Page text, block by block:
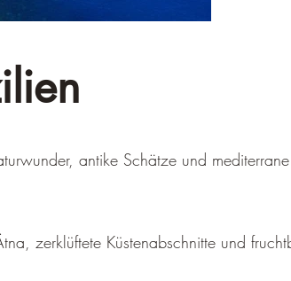
antike Schätze und mediterrane
zerklüftete Küstenabschnitte und